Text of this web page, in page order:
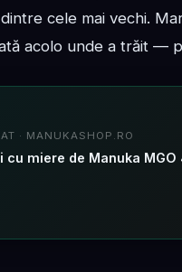
cele mai vechi.
acolo unde a trăit —
· MANUKASHOP.RO